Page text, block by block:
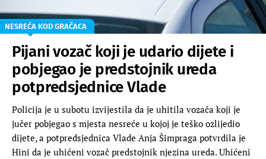
NESREĆA KOD GRAČACA
Pijani vozač koji je udario dijete i
pobjegao je predstojnik ureda
potpredsjednice Vlade
Policija je u subotu izvijestila da je uhitila vozača koji je
jučer pobjegao s mjesta nesreće u kojoj je teško ozlijedio
dijete, a potpredsjednica Vlade Anja Šimpraga potvrdila je
Hini da je uhićeni vozač predstojnik njezina ureda. Uhićeni